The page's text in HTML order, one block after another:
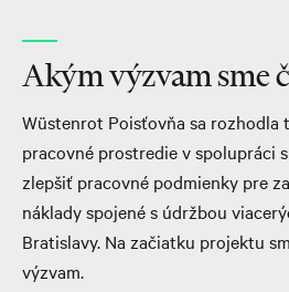
Akým výzvam sme
Wüstenrot Poisťovňa sa rozhodla
pracovné prostredie v spolupráci
zlepšiť pracovné podmienky pre
náklady spojené s údržbou
Bratislavy. Na začiatku projektu
výzvam.